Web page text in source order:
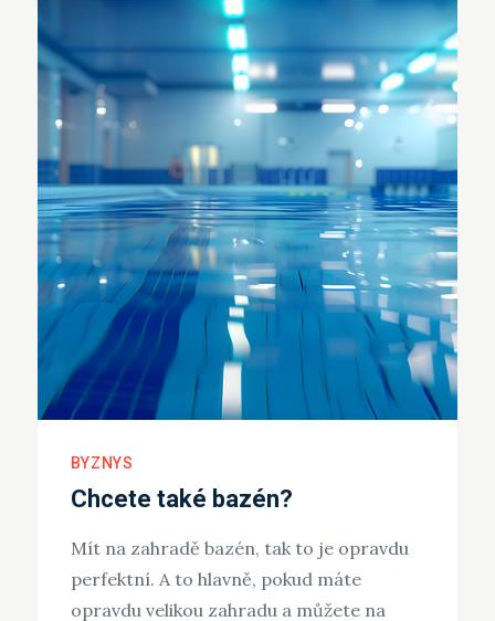
BYZNYS
Chcete také bazén?
Mít na zahradě bazén, tak to je opravdu
perfektní. A to hlavně, pokud máte
opravdu velikou zahradu a můžete na